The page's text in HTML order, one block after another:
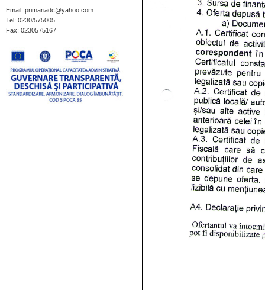
Email: primariadc@yahoo.com
Tel: 0230/575005
Fax: 0230575167